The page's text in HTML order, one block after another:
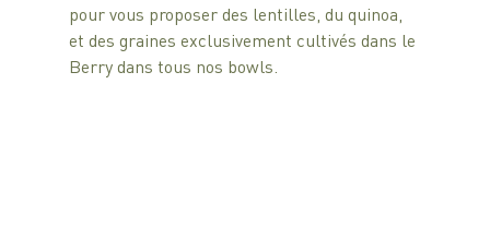
pour vous proposer des lentilles, du quinoa,
et des graines exclusivement cultivés dans le
Berry dans tous nos bowls.